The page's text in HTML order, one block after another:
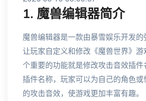
1. 魔兽编辑器简介
魔兽编辑器是一款由暴雪娱乐开发的
让玩家自定义和修改《魔兽世界》
个重要的功能就是修改攻击音效插
插件名称，玩家可以为自己的角色
的攻击音效，使游戏更加丰富有趣。